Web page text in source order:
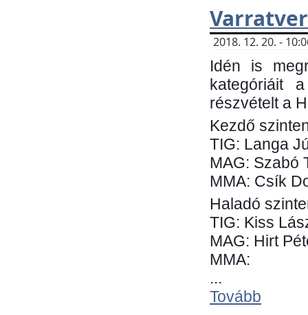
2018. 12. 20. -
Idén is
kategóriáit
részvételt a
Kezdő
TIG: Langa
MAG: Szabó
MMA: Csík
Haladó
TIG: Kiss
MAG: Hirt
MMA:
...
Tovább